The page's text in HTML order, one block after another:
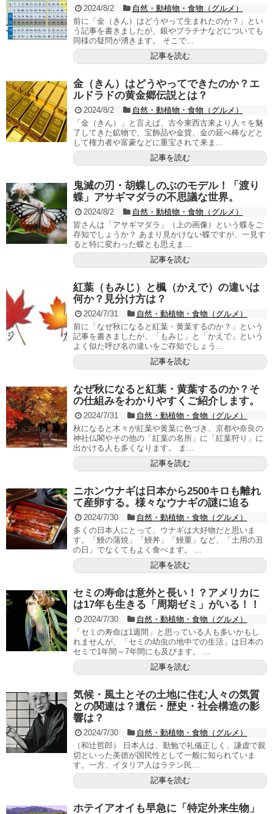
2024/8/2
自然・動植物・食物（グルメ）
前に「金（きん）はどうやって生まれたのか？」とい
う記事を書きましたが、銀やプラチナなどについても
同様の疑問が湧きます。 そこで...
記事を読む
金（きん）はどうやってできたのか？エ
ルドラドの黄金郷伝説とは？
2024/8/2
自然・動植物・食物（グルメ）
「金（きん）」と言えば、古今東西古来より人々を魅
了してきた鉱物で、宝飾品や金貨、金の延べ棒などと
して権力者や富豪などに重宝されて来ま...
記事を読む
鬼滅の刃・胡蝶しのぶのモデル！「渡り
蝶」アサギマダラの不思議な世界。
2024/8/2
自然・動植物・食物（グルメ）
皆さんは「アサギマダラ」（上の画像）という蝶をご
存知でしょうか？ あまり見かけない蝶ですが、一見す
ると特に変わった蝶とも思えま...
記事を読む
紅葉（もみじ）と楓（かえで）の違いは
何か？見分け方は？
2024/7/31
自然・動植物・食物（グルメ）
前に「なぜ秋になると紅葉・黄葉するのか？」という
記事を書きましたが、「もみじ」と「かえで」という
よく似た呼び名の違いをご存知でしょう...
記事を読む
なぜ秋になると紅葉・黄葉するのか？そ
の仕組みをわかりやすくご紹介します。
2024/7/31
自然・動植物・食物（グルメ）
秋になると木々が紅葉や黄葉に色づき、京都や奈良の
神社仏閣やその他の「紅葉の名所」に「紅葉狩り」に
出かける人も多くなります。 ま...
記事を読む
ニホンウナギは日本から2500キロも離れ
て産卵する。様々なウナギの謎に迫る
2024/7/30
自然・動植物・食物（グルメ）
多くの日本人にとって、ウナギは大好物だと思いま
す。「鰻の蒲焼」「鰻丼」「鰻重」など、「土用の丑
の日」でなくてもよく食べます。 ...
記事を読む
セミの寿命は意外と長い！？アメリカに
は17年も生きる「周期ゼミ」がいる！！
2024/7/30
自然・動植物・食物（グルメ）
「セミの寿命は1週間」と思っている人も多いかもし
れませんが、「セミの幼虫の地中での生活」は日本の
セミで1年間～7年間にも及びます。 ...
記事を読む
気候・風土とその土地に住む人々の気質
との関連は？遺伝・歴史・社会構造の影
響は？
2024/7/30
自然・動植物・食物（グルメ）
（和辻哲郎） 日本人は、勤勉で礼儀正しく、謙虚で親
切といった美徳が国民性として一般に知られていま
す。一方、イタリア人はラテン民...
記事を読む
ホテイアオイも早急に「特定外来生物」